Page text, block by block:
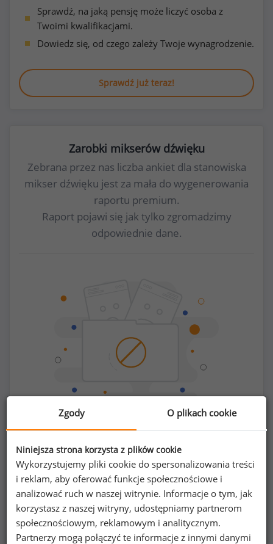
Sprawdź, na jaką pensję może liczyć osoba z
Twoimi kwalifikacjami.
Dowiedz się, od czego zależy Twoje wynagrodzenie.
Sprawdź już teraz!
Zarobki mikserów dźwięku
Zebrana przez nas liczba ankiet dla stanowiska
mikser dźwięku jest za mała do wygenerowania
raportu premium.
Raport pojawi się jak tylko zgromadzimy
odpowiednie dane.
Chcesz porównać swoje zarobki z innymi?
Sprawdź ile powinieneś zarabiać
Zgody O plikach cookie
Niniejsza strona korzysta z plików cookie
Wykorzystujemy pliki cookie do spersonalizowania treści
i reklam, aby oferować funkcje społecznościowe i
analizować ruch w naszej witrynie. Informacje o tym, jak
korzystasz z naszej witryny, udostępniamy partnerom
społecznościowym, reklamowym i analitycznym.
Partnerzy mogą połączyć te informacje z innymi danymi